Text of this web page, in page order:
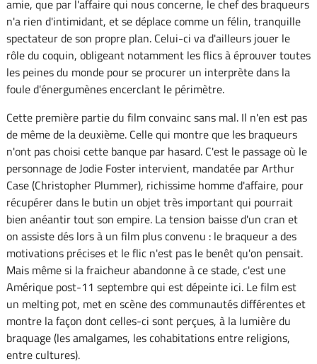
amie, que par l'affaire qui nous concerne, le chef des braqueurs
n'a rien d'intimidant, et se déplace comme un félin, tranquille
spectateur de son propre plan. Celui-ci va d'ailleurs jouer le
rôle du coquin, obligeant notamment les flics à éprouver toutes
les peines du monde pour se procurer un interprète dans la
foule d'énergumènes encerclant le périmètre.
Cette première partie du film convainc sans mal. Il n'en est pas
de même de la deuxième. Celle qui montre que les braqueurs
n'ont pas choisi cette banque par hasard. C'est le passage où le
personnage de Jodie Foster intervient, mandatée par Arthur
Case (Christopher Plummer), richissime homme d'affaire, pour
récupérer dans le butin un objet très important qui pourrait
bien anéantir tout son empire. La tension baisse d'un cran et
on assiste dés lors à un film plus convenu : le braqueur a des
motivations précises et le flic n'est pas le benêt qu'on pensait.
Mais même si la fraicheur abandonne à ce stade, c'est une
Amérique post-11 septembre qui est dépeinte ici. Le film est
un melting pot, met en scène des communautés différentes et
montre la façon dont celles-ci sont perçues, à la lumière du
braquage (les amalgames, les cohabitations entre religions,
entre cultures).